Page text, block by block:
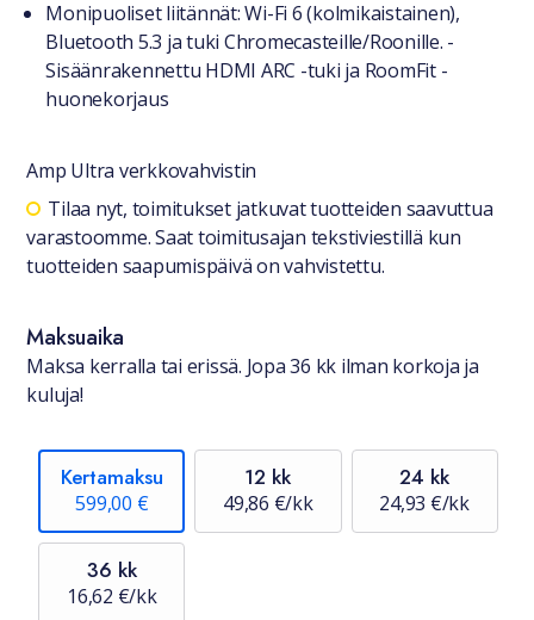
Monipuoliset liitännät: Wi-Fi 6 (kolmikaistainen),
Bluetooth 5.3 ja tuki Chromecasteille/Roonille. -
Sisäänrakennettu HDMI ARC -tuki ja RoomFit -
huonekorjaus
Amp Ultra verkkovahvistin
Saatavuustiedot
Tilaa nyt, toimitukset jatkuvat tuotteiden saavuttua
varastoomme. Saat toimitusajan tekstiviestillä kun
tuotteiden saapumispäivä on vahvistettu.
Maksuaika
Maksa kerralla tai erissä. Jopa 36 kk ilman korkoja ja
kuluja!
Kertamaksu
599,00 €
12 kk
49,86 €/kk
24 kk
24,93 €/kk
36 kk
16,62 €/kk